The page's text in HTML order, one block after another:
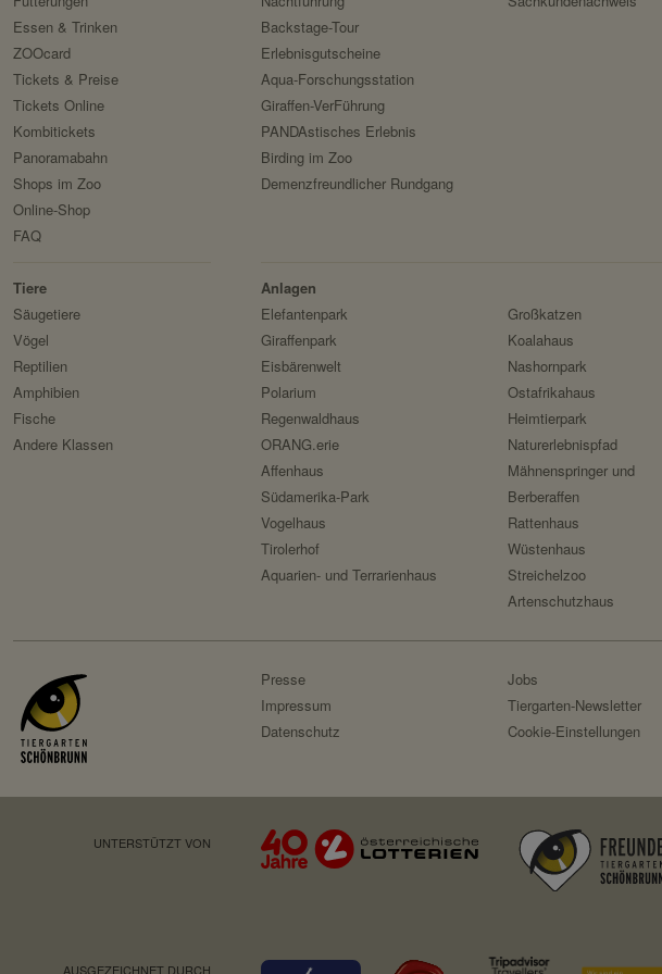
Verwendungszweck:
Domain:
Speicherdauer:
Drittanbieter:
Servicename:
Essen & Trinken
ZOOcard
Tickets & Preise
Tickets Online
Kombitickets
Panoramabahn
Shops im Zoo
Online-Shop
FAQ
Backstage-Tour
Erlebnisgutscheine
Aqua-Forschungsstation
Giraffen-VerFührung
PANDAstisches Erlebnis
Birding im Zoo
Demenzfreundlicher Rundgang
Tiere
Säugetiere
Vögel
Reptilien
Amphibien
Fische
Andere Klassen
Anlagen
Elefantenpark
Giraffenpark
Eisbärenwelt
Polarium
Regenwaldhaus
ORANG.erie
Affenhaus
Südamerika-Park
Vogelhaus
Tirolerhof
Aquarien- und Terrarienhaus
Großkatzen
Koalahaus
Nashornpark
Ostafrikahaus
Heimtierpark
Naturerlebnispfad
Mähnenspringer und
Berberaffen
Rattenhaus
Wüstenhaus
Streichelzoo
Artenschutzhaus
Presse
Impressum
Datenschutz
Jobs
Tiergarten-Newsletter
Cookie-Einstellungen
UNTERSTÜTZT VON
AUSGEZEICHNET DURCH